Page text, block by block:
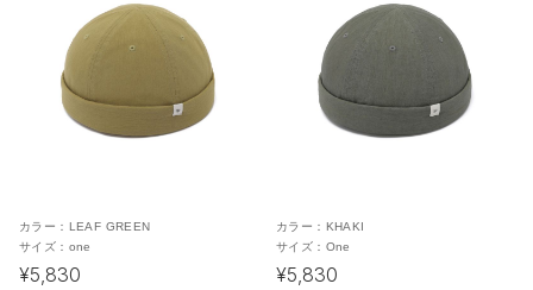
カラー： LEAF GREEN
サイズ： one
¥5,830
カラー： KHAKI
サイズ： One
¥5,830